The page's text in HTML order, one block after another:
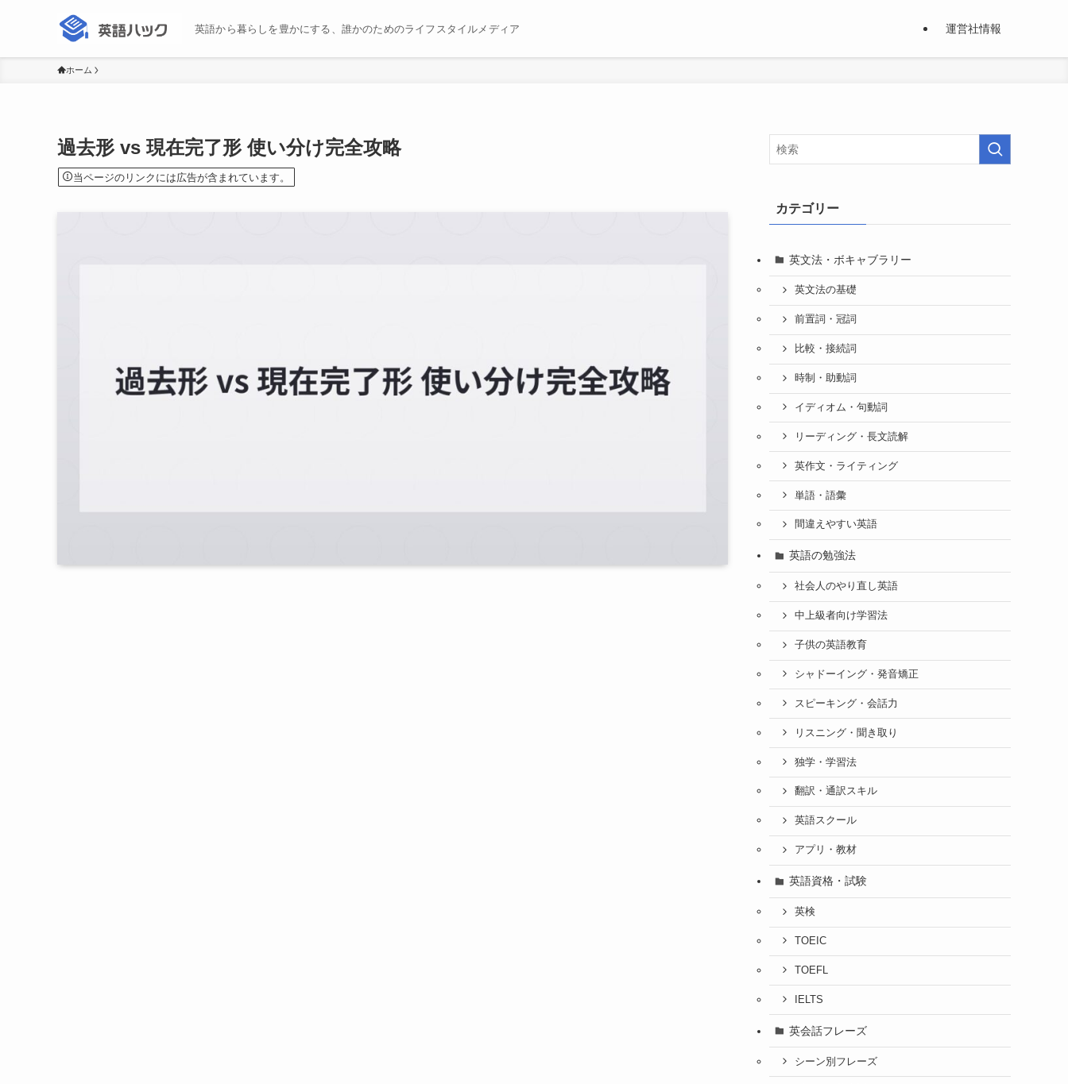
英語から暮らしを豊かにする、誰かのためのライフスタイルメディア 運営社情報
ホーム
過去形 vs 現在完了形 使い分け完全攻略
当ページのリンクには広告が含まれています。
カテゴリー
英文法・ボキャブラリー
英文法の基礎
前置詞・冠詞
比較・接続詞
時制・助動詞
イディオム・句動詞
リーディング・長文読解
英作文・ライティング
単語・語彙
間違えやすい英語
英語の勉強法
社会人のやり直し英語
中上級者向け学習法
子供の英語教育
シャドーイング・発音矯正
スピーキング・会話力
リスニング・聞き取り
独学・学習法
翻訳・通訳スキル
英語スクール
アプリ・教材
英語資格・試験
英検
TOEIC
TOEFL
IELTS
英会話フレーズ
シーン別フレーズ